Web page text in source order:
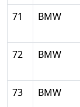
71 BMW
72 BMW
73 BMW